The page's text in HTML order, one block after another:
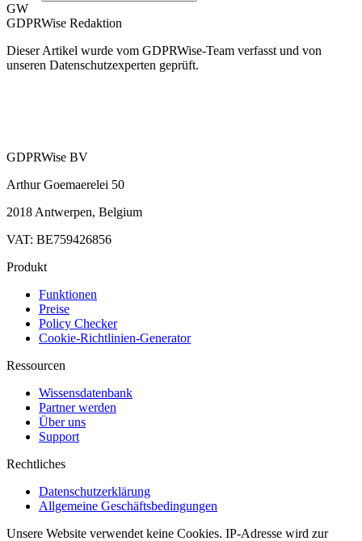
GW
GDPRWise Redaktion
Dieser Artikel wurde vom GDPRWise-Team verfasst und von
unseren Datenschutzexperten geprüft.
GDPRWise BV
Arthur Goemaerelei 50
2018 Antwerpen, Belgium
VAT: BE759426856
Produkt
Funktionen
Preise
Policy Checker
Cookie-Richtlinien-Generator
Ressourcen
Wissensdatenbank
Partner werden
Über uns
Support
Rechtliches
Datenschutzerklärung
Allgemeine Geschäftsbedingungen
Unsere Website verwendet keine Cookies. IP-Adresse wird zur